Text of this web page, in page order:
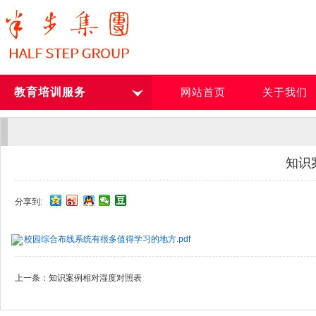
教育培训服务 网站首页 关于我们
知识
分享到:
校园综合布线系统有很多值得学习的地方.pdf
上一条： 知识案例相对湿度对照表